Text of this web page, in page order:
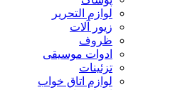
لوازم التحریر
زیور آلات
ظروف
ادوات موسیقی
تزئینات
لوازم اتاق خواب